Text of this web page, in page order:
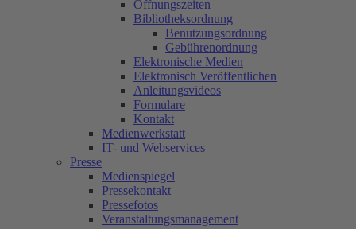
Öffnungszeiten
Bibliotheksordnung
Benutzungsordnung
Gebührenordnung
Elektronische Medien
Elektronisch Veröffentlichen
Anleitungsvideos
Formulare
Kontakt
Medienwerkstatt
IT- und Webservices
Presse
Medienspiegel
Pressekontakt
Pressefotos
Veranstaltungsmanagement